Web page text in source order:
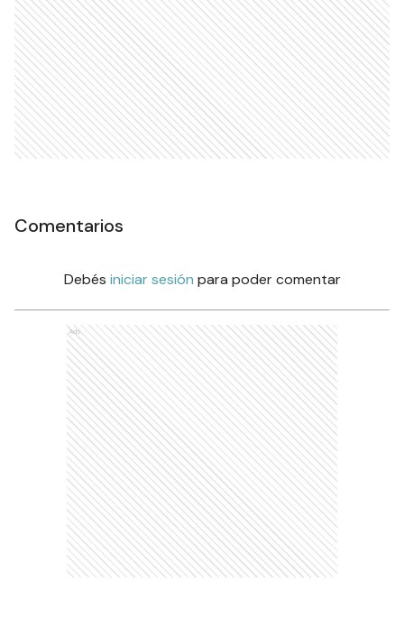
Comentarios
Debés iniciar sesión para poder comentar
Ads